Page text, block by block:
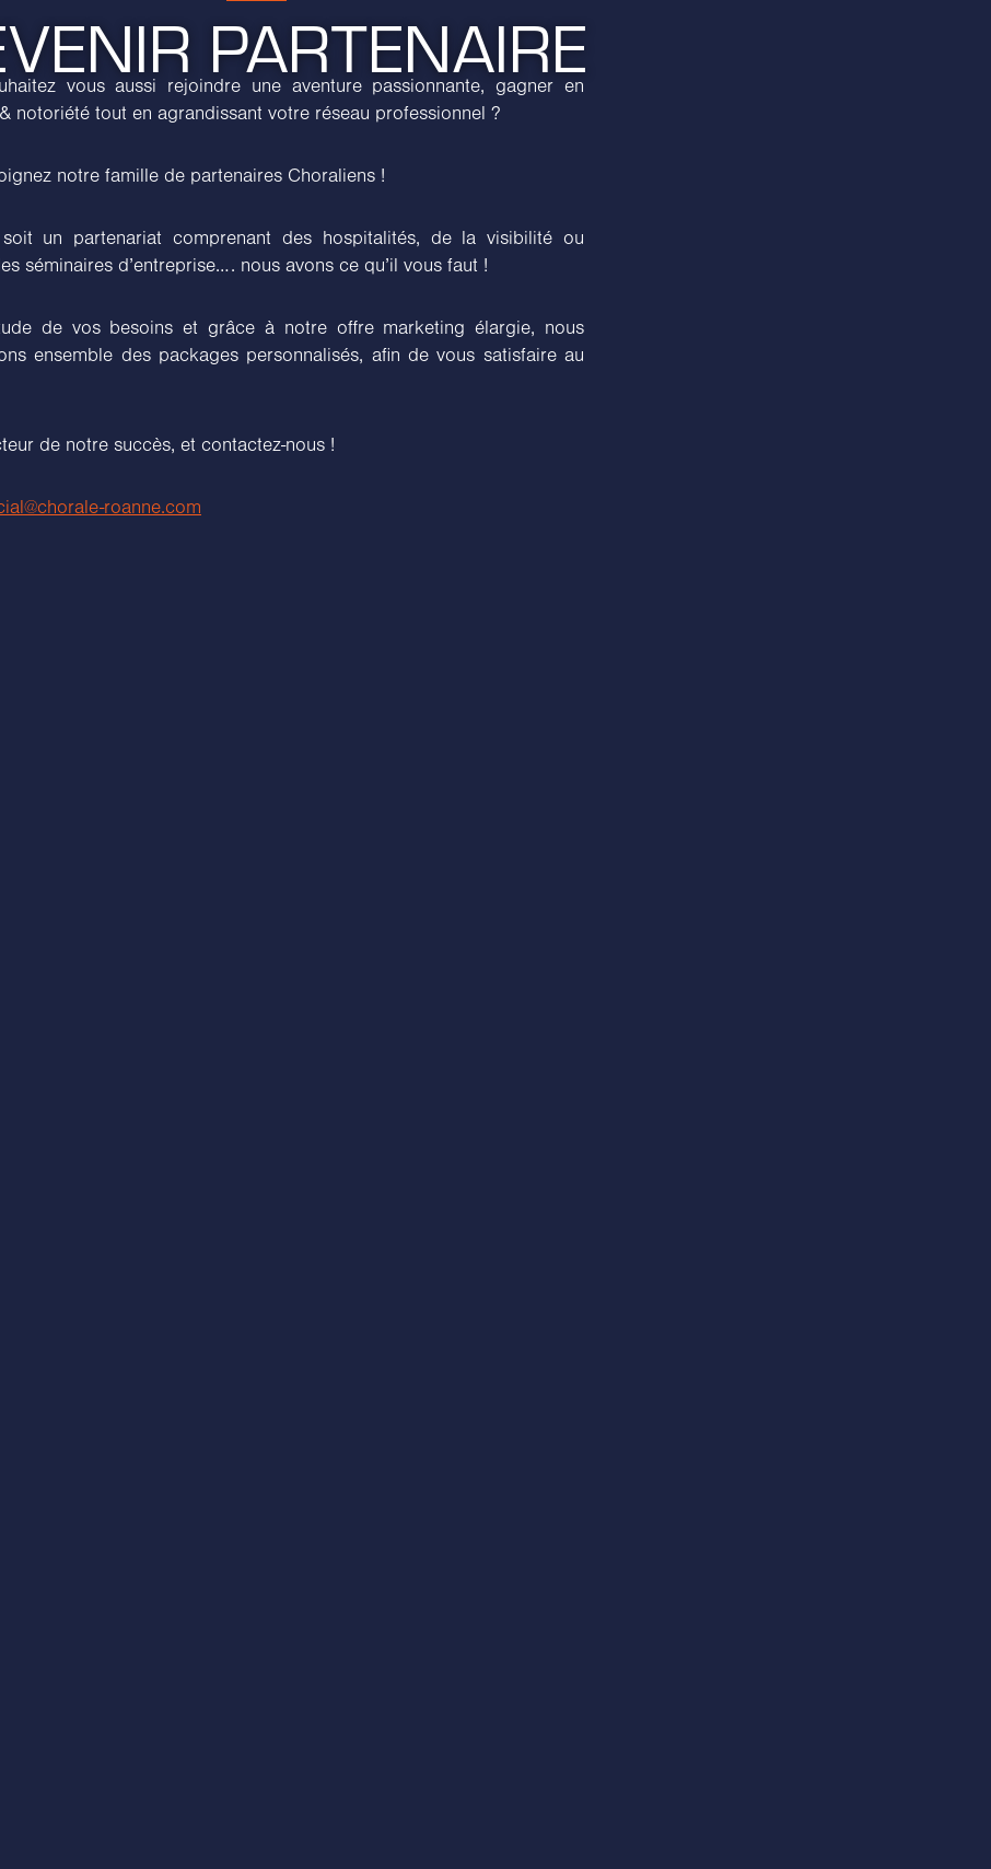
PARTENAIRE
vous aussi rejoindre une aventure passionnante, gagner en
notoriété tout en agrandissant votre réseau professionnel ?
notre famille de partenaires Choraliens !
un partenariat comprenant des hospitalités, de la visibilité ou
séminaires d’entreprise…. nous avons ce qu’il vous faut !
de vos besoins et grâce à notre offre marketing élargie, nous
ensemble des packages personnalisés, afin de vous satisfaire au
de notre succès, et contactez-nous !
roanne.com